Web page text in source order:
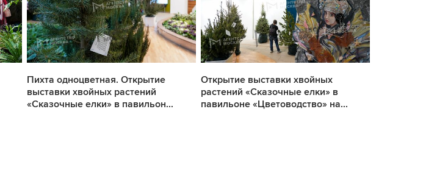
Пихта одноцветная. Открытие
выставки хвойных растений
«Сказочные елки» в павильон...
Открытие выставки хвойных
растений «Сказочные елки» в
павильоне «Цветоводство» на...